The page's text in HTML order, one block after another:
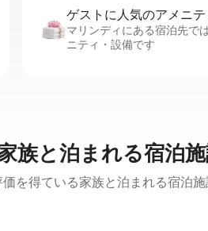
ゲストに人⁠気⁠のア⁠メ⁠ニ⁠
マリンディにある宿泊先で
ニティ・設備です
族と泊まれる宿泊
を得ている家族と泊まれる宿泊